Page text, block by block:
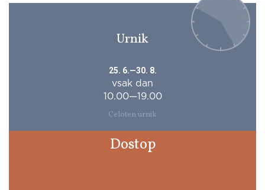
Urnik
25. 6.—30. 8.
vsak dan
10.00—19.00
Celoten urnik
Dostop